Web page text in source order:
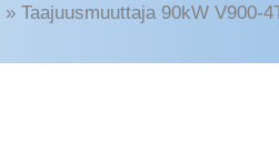
» Taajuusmuuttaja 90kW V900-